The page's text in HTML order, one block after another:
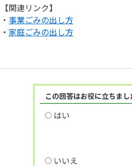
【関連リンク】
・ 事業ごみの出し方
・ 家庭ごみの出し方
この回答はお役に立ちまし
はい
いいえ